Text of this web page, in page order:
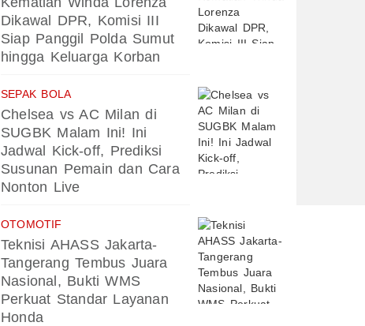
Dikawal DPR, Komisi III
Siap Panggil Polda Sumut
hingga Keluarga Korban
SEPAK BOLA
Chelsea vs AC Milan di
SUGBK Malam Ini! Ini
Jadwal Kick-off, Prediksi
Susunan Pemain dan Cara
Nonton Live
OTOMOTIF
Teknisi AHASS Jakarta-
Tangerang Tembus Juara
Nasional, Bukti WMS
Perkuat Standar Layanan
Honda